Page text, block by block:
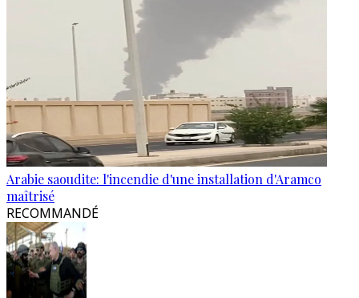
Arabie saoudite: l'incendie d'une installation d'Aramco
maîtrisé
RECOMMANDÉ